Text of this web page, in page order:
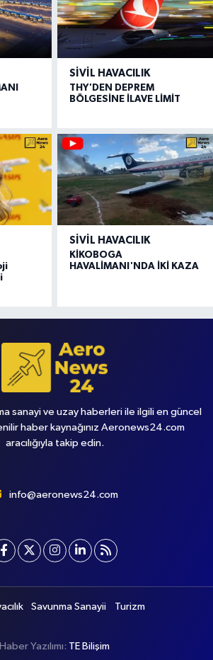
SIVIL HAVACILIK
THY'DEN DEPREM
BÖLGESİNE İLAVE LİMİT
SIVIL HAVACILIK
KİKOBOGA
HAVALİMANI'NDA İKİ KAZA
sanayi ve uzay haberleri ile ilgili en güncel
haber kaynağınız Aeronews24.com
aracılığıyla takip edin.
info@aeronews24.com
Savunma Sanayii Turizm
Haber Yazılımı: TE Bilişim